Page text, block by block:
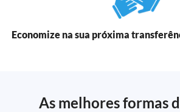
Economize na sua próxima
As melhores formas